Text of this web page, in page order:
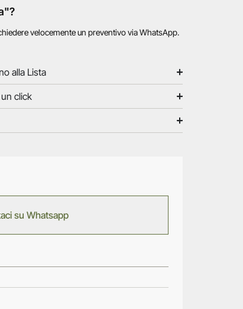
velocemente un preventivo via WhatsApp.
alla Lista
click
su Whatsapp